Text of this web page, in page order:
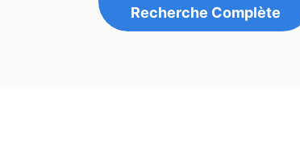
Recherche Complète